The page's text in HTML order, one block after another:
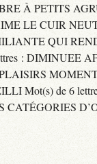
À PETITS
LE CUIR
QUI
: DIMINUEE
Mot(s) de 6
CATÉGORIES